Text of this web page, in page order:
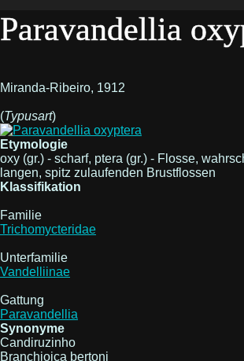
Paravandellia
Miranda-Ribeiro, 1912
(Typusart)
Etymologie
oxy (gr.) - scharf, ptera (gr.) - Flosse,
langen, spitz zulaufenden Brustflossen
Klassifikation
Familie
Trichomycteridae
Unterfamilie
Vandelliinae
Gattung
Paravandellia
Synonyme
Candiruzinho
Branchioica bertoni